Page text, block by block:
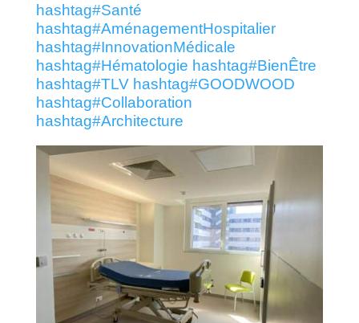
hashtag#Santé
hashtag#AménagementHospitalier
hashtag#InnovationMédicale
hashtag#Hématologie hashtag#BienÊtre
hashtag#TLV hashtag#GOODWOOD
hashtag#Collaboration
hashtag#Architecture